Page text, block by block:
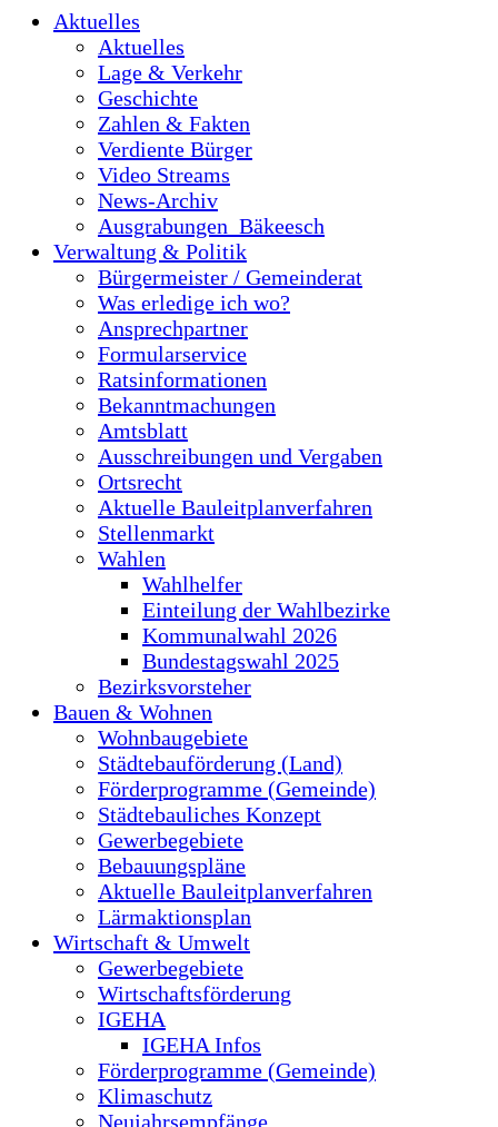
Aktuelles
Aktuelles
Lage & Verkehr
Geschichte
Zahlen & Fakten
Verdiente Bürger
Video Streams
News-Archiv
Ausgrabungen_Bäkeesch
Verwaltung & Politik
Bürgermeister / Gemeinderat
Was erledige ich wo?
Ansprechpartner
Formularservice
Ratsinformationen
Bekanntmachungen
Amtsblatt
Ausschreibungen und Vergaben
Ortsrecht
Aktuelle Bauleitplanverfahren
Stellenmarkt
Wahlen
Wahlhelfer
Einteilung der Wahlbezirke
Kommunalwahl 2026
Bundestagswahl 2025
Bezirksvorsteher
Bauen & Wohnen
Wohnbaugebiete
Städtebauförderung (Land)
Förderprogramme (Gemeinde)
Städtebauliches Konzept
Gewerbegebiete
Bebauungspläne
Aktuelle Bauleitplanverfahren
Lärmaktionsplan
Wirtschaft & Umwelt
Gewerbegebiete
Wirtschaftsförderung
IGEHA
IGEHA Infos
Förderprogramme (Gemeinde)
Klimaschutz
Neujahrsempfänge